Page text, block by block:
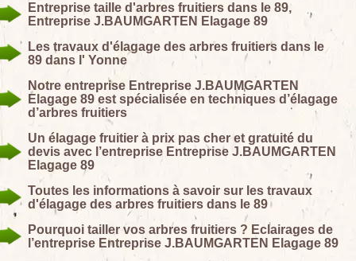
Entreprise taille d'arbres fruitiers dans le 89,
Entreprise J.BAUMGARTEN Elagage 89
Les travaux d'élagage des arbres fruitiers dans le
89 dans l' Yonne
Notre entreprise Entreprise J.BAUMGARTEN
Elagage 89 est spécialisée en techniques d’élagage
d’arbres fruitiers
Un élagage fruitier à prix pas cher et gratuité du
devis avec l’entreprise Entreprise J.BAUMGARTEN
Elagage 89
Toutes les informations à savoir sur les travaux
d'élagage des arbres fruitiers dans le 89
Pourquoi tailler vos arbres fruitiers ? Eclairages de
l’entreprise Entreprise J.BAUMGARTEN Elagage 89